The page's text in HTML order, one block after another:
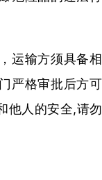
运输方须具备相
严格审批后方可
他人的安全,请勿